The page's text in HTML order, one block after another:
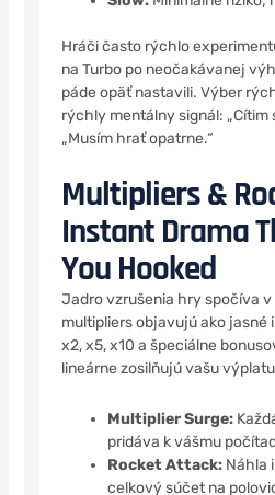
Hráči často rýchlo
na Turbo po neočakávanej
páde opäť nastavili. Výber
rýchly mentálny signál: „Cítim
„Musím hrať opatrne.“
Multipliers &
Instant Drama
You Hooked
Jadro vzrušenia hry spočíva v
multipliers objavujú ako jasné
x2, x5, x10 a špeciálne
lineárne zosilňujú vašu
Multiplier Surge:
pridáva k vášmu
Rocket Attack:Náhla
celkový súčet na